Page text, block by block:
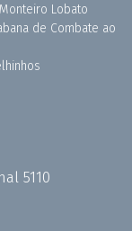
Lobato
de Combate ao
5110